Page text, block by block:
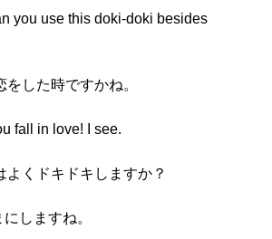
you use this doki-doki besides
した時ですかね。
fall in love! I see.
よくドキドキしますか？
しますね。